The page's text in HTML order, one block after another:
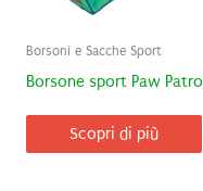
Borsoni e Sacche Sport
Borsone sport Paw Patrol
Scopri di più